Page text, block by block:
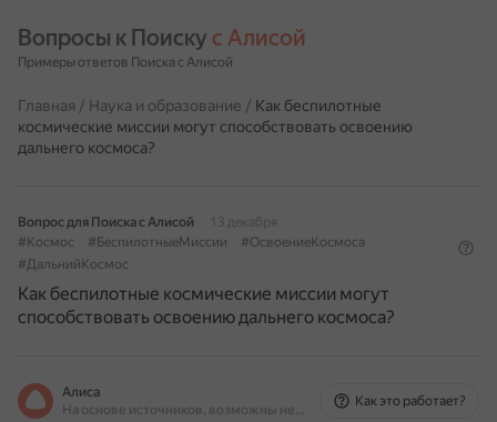
Вопросы к Поиску с Алисой
Примеры ответов Поиска с Алисой
Главная / Наука и образование / Как беспилотные
космические миссии могут способствовать освоению
дальнего космоса?
Вопрос для Поиска с Алисой
13 декабря
#Космос
#БеспилотныеМиссии
#ОсвоениеКосмоса
#ДальнийКосмос
Как беспилотные космические миссии могут
способствовать освоению дальнего космоса?
Алиса
На основе источников, возможны неточности
Как это работает?